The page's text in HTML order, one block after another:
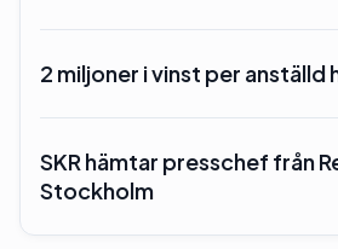
2 miljoner i vinst per anställd
SKR hämtar presschef från
Stockholm